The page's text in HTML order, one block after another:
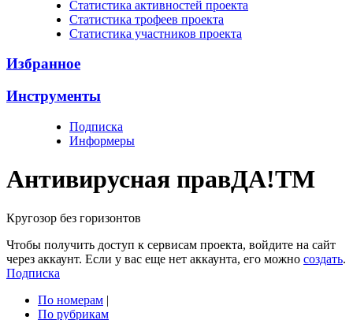
Cтатистика активностей проекта
Cтатистика трофеев проекта
Cтатистика участников проекта
Избранное
Инструменты
Подписка
Информеры
Антивирусная правДА!TM
Кругозор без горизонтов
Чтобы получить доступ к сервисам проекта, войдите на сайт
через аккаунт. Если у вас еще нет аккаунта, его можно создать.
Подписка
По номерам |
По рубрикам